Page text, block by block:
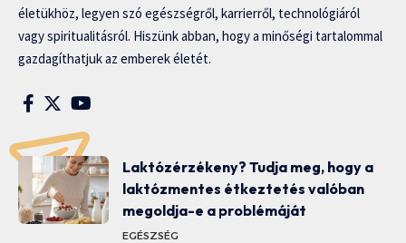
életükhöz, legyen szó egészségről, karrierről, technológiáról
vagy spiritualitásról. Hiszünk abban, hogy a minőségi tartalommal
gazdagíthatjuk az emberek életét.
Laktózérzékeny? Tudja meg, hogy a
laktózmentes étkeztetés valóban
megoldja-e a problémáját
EGÉSZSÉG